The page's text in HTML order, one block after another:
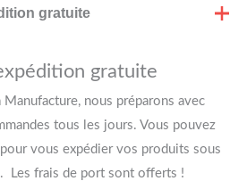
gratuite
gratuite
nous préparons avec
tous les jours. Vous pouvez
vous expédier vos produits sous
Les frais de port sont offerts !